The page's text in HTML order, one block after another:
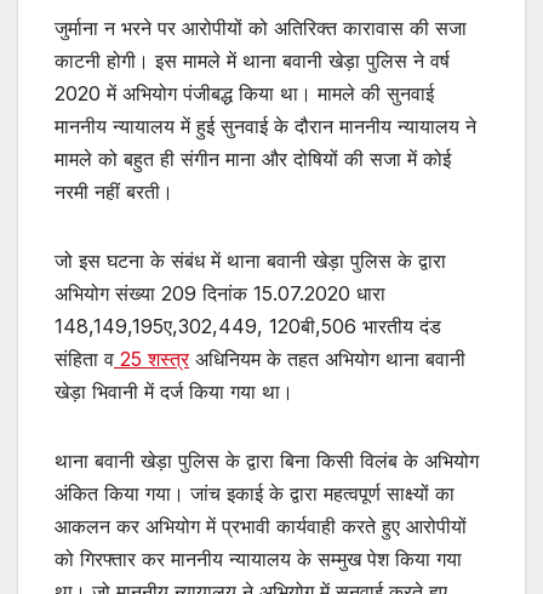
जुर्माना न भरने पर आरोपीयों को अतिरिक्त कारावास की सजा
काटनी होगी। इस मामले में थाना बवानी खेड़ा पुलिस ने वर्ष
2020 में अभियोग पंजीबद्ध किया था। मामले की सुनवाई
माननीय न्यायालय में हुई सुनवाई के दौरान माननीय न्यायालय ने
मामले को बहुत ही संगीन माना और दोषियों की सजा में कोई
नरमी नहीं बरती।
जो इस घटना के संबंध में थाना बवानी खेड़ा पुलिस के द्वारा
अभियोग संख्या 209 दिनांक 15.07.2020 धारा
148,149,195ए,302,449, 120बी,506 भारतीय दंड
संहिता व 25 शस्त्रअधिनियम के तहत अभियोग थाना बवानी
खेड़ा भिवानी में दर्ज किया गया था।
थाना बवानी खेड़ा पुलिस के द्वारा बिना किसी विलंब के अभियोग
अंकित किया गया। जांच इकाई के द्वारा महत्वपूर्ण साक्ष्यों का
आकलन कर अभियोग में प्रभावी कार्यवाही करते हुए आरोपीयों
को गिरफ्तार कर माननीय न्यायालय के सम्मुख पेश किया गया